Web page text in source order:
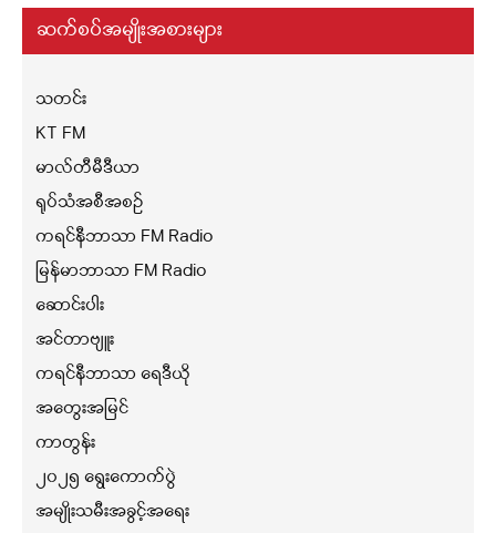
ဆက်စပ်အမျိုးအစားများ
သတင်း
KT FM
မာလ်တီမီဒီယာ
ရုပ်သံအစီအစဉ်
ကရင်နီဘာသာ FM Radio
မြန်မာဘာသာ FM Radio
ဆောင်းပါး
အင်တာဗျူး
ကရင်နီဘာသာ ရေဒီယို
အတွေးအမြင်
ကာတွန်း
၂၀၂၅ ရွေးကောက်ပွဲ
အမျိုးသမီးအခွင့်အရေး